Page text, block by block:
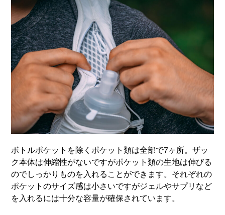
ボトルポケットを除くポケット類は全部で7ヶ所。ザッ
ク本体は伸縮性がないですがポケット類の生地は伸びる
のでしっかりものを入れることができます。それぞれの
ポケットのサイズ感は小さいですがジェルやサプリなど
を入れるには十分な容量が確保されています。